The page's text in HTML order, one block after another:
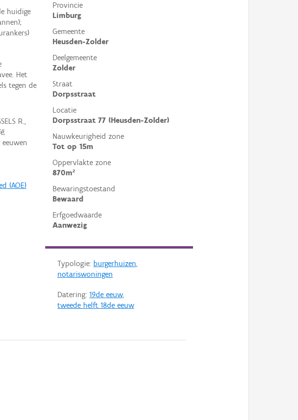
Provincie
Limburg
Gemeente
Heusden-Zolder
Deelgemeente
Zolder
Straat
Dorpsstraat
Locatie
Dorpsstraat 77 (Heusden-Zolder)
Nauwkeurigheid zone
Tot op 15m
Oppervlakte zone
870m²
Bewaringstoestand
Bewaard
Erfgoedwaarde
Aanwezig
Typologie: burgerhuizen,
notariswoningen
Datering: 19de eeuw,
tweede helft 18de eeuw
huidige
Het
tegen de
R.,
(AOE)